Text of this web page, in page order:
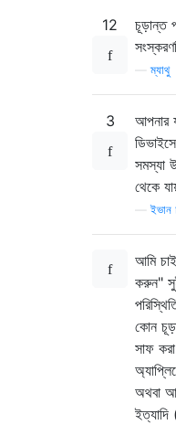
12
চূড়ান্ত
—ম্যাথু
3
আপনার
সমস্যা
থেকে
—ইভান
আমি চাই
করুন"
কোন
সাফ করা
অথবা